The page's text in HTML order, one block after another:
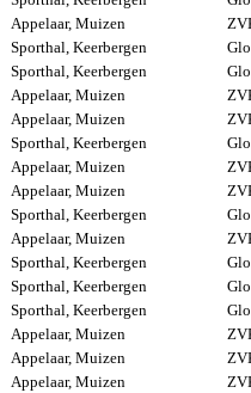
Appelaar, Muizen
Sporthal, Keerbergen
Sporthal, Keerbergen
Appelaar, Muizen
Appelaar, Muizen
Sporthal, Keerbergen
Appelaar, Muizen
Appelaar, Muizen
Sporthal, Keerbergen
Appelaar, Muizen
Sporthal, Keerbergen
Sporthal, Keerbergen
Sporthal, Keerbergen
Appelaar, Muizen
Appelaar, Muizen
Appelaar, Muizen